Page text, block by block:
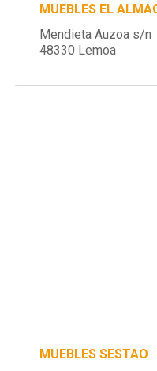
MUEBLES EL
Mendieta Auzoa s/n
48330 Lemoa
MUEBLES SESTAO